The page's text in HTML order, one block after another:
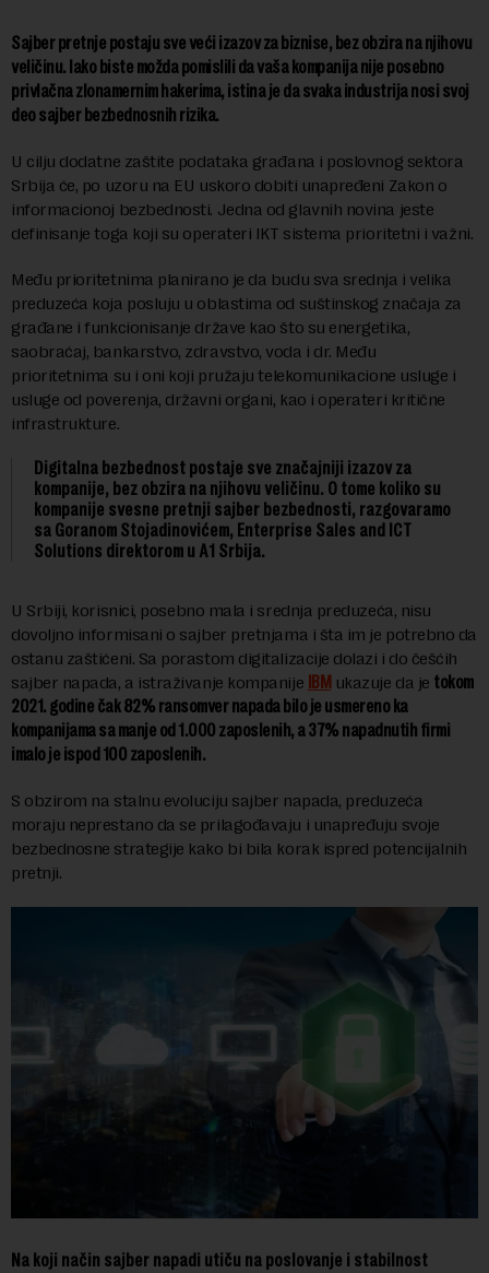
Sajber pretnje postaju sve veći izazov za biznise, bez obzira na njihovu
veličinu. Iako biste možda pomislili da vaša kompanija nije posebno
privlačna zlonamernim hakerima, istina je da svaka industrija nosi svoj
deo sajber bezbednosnih rizika.
U cilju dodatne zaštite podataka građana i poslovnog sektora
Srbija će, po uzoru na EU uskoro dobiti unapređeni Zakon o
informacionoj bezbednosti. Jedna od glavnih novina jeste
definisanje toga koji su operateri IKT sistema prioritetni i važni.
Među prioritetnima planirano je da budu sva srednja i velika
preduzeća koja posluju u oblastima od suštinskog značaja za
građane i funkcionisanje države kao što su energetika,
saobraćaj, bankarstvo, zdravstvo, voda i dr. Među
prioritetnima su i oni koji pružaju telekomunikacione usluge i
usluge od poverenja, državni organi, kao i operateri kritične
infrastrukture.
Digitalna bezbednost postaje sve značajniji izazov za
kompanije, bez obzira na njihovu veličinu. O tome koliko su
kompanije svesne pretnji sajber bezbednosti, razgovaramo
sa Goranom Stojadinovićem, Enterprise Sales and ICT
Solutions direktorom u A1 Srbija.
U Srbiji, korisnici, posebno mala i srednja preduzeća, nisu
dovoljno informisani o sajber pretnjama i šta im je potrebno da
ostanu zaštićeni. Sa porastom digitalizacije dolazi i do češćih
sajber napada, a istraživanje kompanije IBM ukazuje da je tokom
2021. godine čak 82% ransomver napada bilo je usmereno ka
kompanijama sa manje od 1.000 zaposlenih, a 37% napadnutih firmi
imalo je ispod 100 zaposlenih.
S obzirom na stalnu evoluciju sajber napada, preduzeća
moraju neprestano da se prilagođavaju i unapređuju svoje
bezbednosne strategije kako bi bila korak ispred potencijalnih
pretnji.
Na koji način sajber napadi utiču na poslovanje i stabilnost